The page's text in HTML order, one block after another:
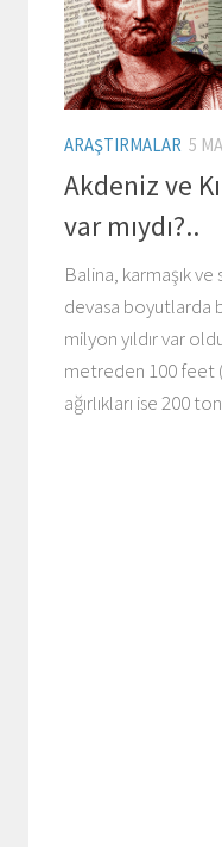
ARAŞTIRMALAR 5
Akdeniz ve
var mıydı?..
Balina, karmaşık ve
devasa boyutlarda
milyon yıldır var
metreden 100 feet
ağırlıkları ise 200